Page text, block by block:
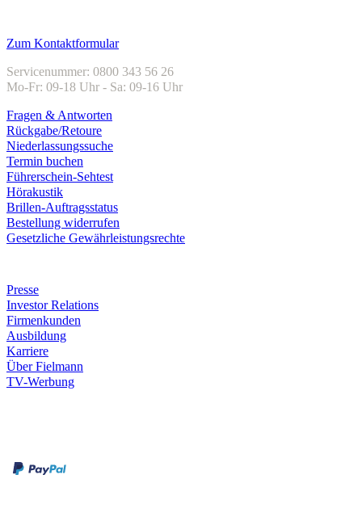
Zum Kontaktformular
Servicenummer: 0800 343 56 26
Mo-Fr: 09-18 Uhr - Sa: 09-16 Uhr
Fragen & Antworten
Rückgabe/Retoure
Niederlassungssuche
Termin buchen
Führerschein-Sehtest
Hörakustik
Brillen-Auftragsstatus
Bestellung widerrufen
Gesetzliche Gewährleistungsrechte
Presse
Investor Relations
Firmenkunden
Ausbildung
Karriere
Über Fielmann
TV-Werbung